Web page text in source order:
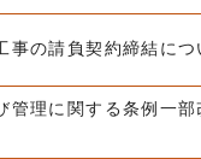
事の請負契約締結に
管理に関する条例一